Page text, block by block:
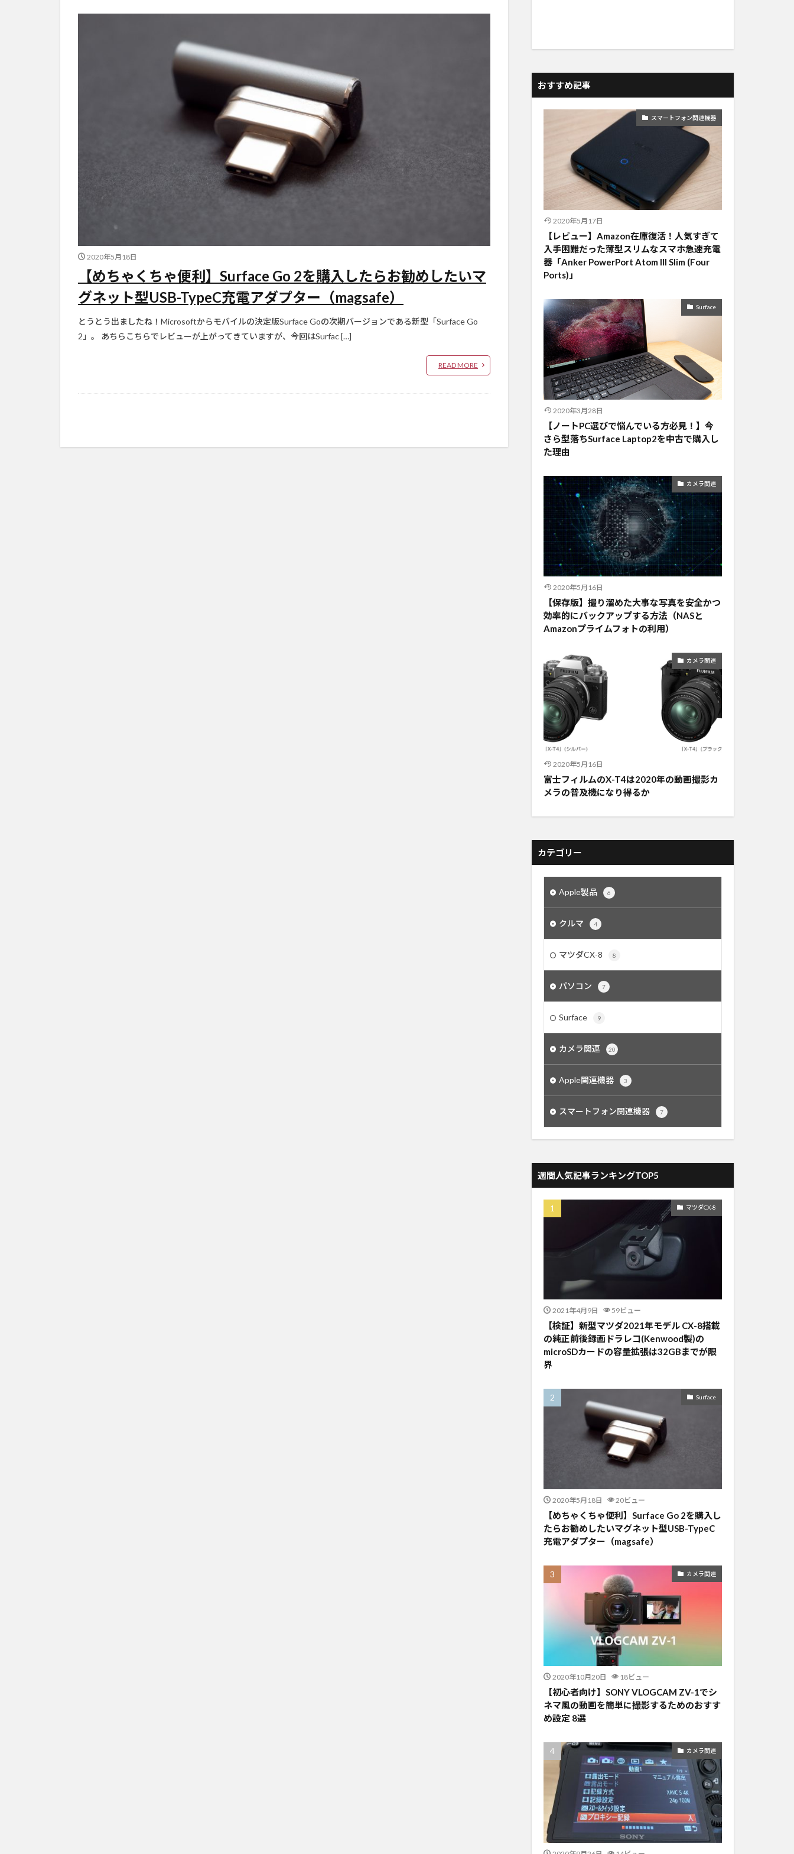
2020年5月18日
【めちゃくちゃ便利】Surface Go 2を購入したらお勧めしたいマ
グネット型USB-TypeC充電アダプター（magsafe）
とうとう出ましたね！Microsoftからモバイルの決定版Surface Goの次期バージョンである新型「Surface Go
2」。 あちらこちらでレビューが上がってきていますが、今回はSurfac […]
READ MORE
おすすめ記事
スマートフォン関連機器
2020年5月17日
【レビュー】Amazon在庫復活！人気すぎて
入手困難だった薄型スリムなスマホ急速充電
器「Anker PowerPort Atom III Slim (Four
Ports)」
Surface
2020年3月28日
【ノートPC選びで悩んでいる方必見！】今
さら型落ちSurface Laptop2を中古で購入し
た理由
カメラ関連
2020年5月16日
【保存版】撮り溜めた大事な写真を安全かつ
効率的にバックアップする方法（NASと
Amazonプライムフォトの利用）
カメラ関連
2020年5月16日
富士フィルムのX-T4は2020年の動画撮影カ
メラの普及機になり得るか
カテゴリー
Apple製品 6
クルマ 4
マツダCX-8 8
パソコン 7
Surface 9
カメラ関連 20
Apple関連機器 3
スマートフォン関連機器 7
週間人気記事ランキングTOP5
マツダCX-8
2021年4月9日 59ビュー
【検証】新型マツダ2021年モデル CX-8搭載
の純正前後録画ドラレコ(Kenwood製)の
microSDカードの容量拡張は32GBまでが限
界
Surface
2020年5月18日 20ビュー
【めちゃくちゃ便利】Surface Go 2を購入し
たらお勧めしたいマグネット型USB-TypeC
充電アダプター（magsafe）
カメラ関連
2020年10月20日 18ビュー
【初心者向け】SONY VLOGCAM ZV-1でシ
ネマ風の動画を簡単に撮影するためのおすす
め設定 8選
カメラ関連